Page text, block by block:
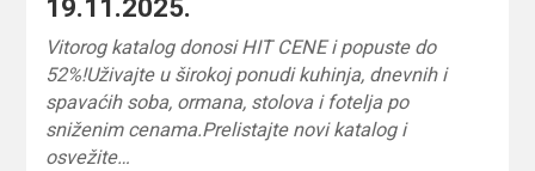
19.11.2025.
Vitorog katalog donosi HIT CENE i popuste do
52%!Uživajte u širokoj ponudi kuhinja, dnevnih i
spavaćih soba, ormana, stolova i fotelja po
sniženim cenama.Prelistajte novi katalog i
osvežite…